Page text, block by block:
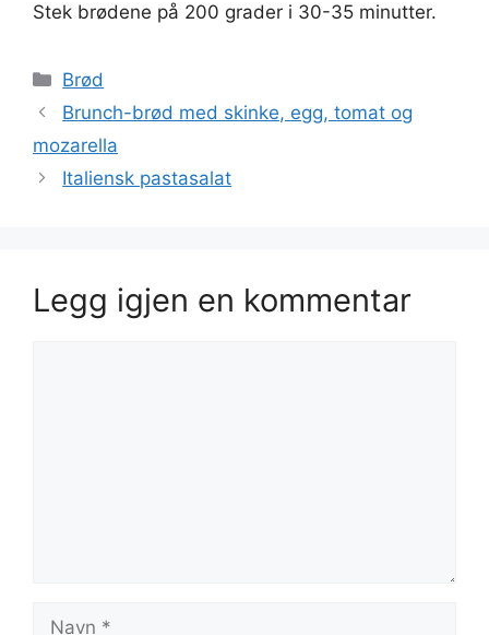
Stek brødene på 200 grader i 30-35 minutter.
Kategorier
Brød
Brunch-brød med skinke, egg, tomat og
mozarella
Italiensk pastasalat
Legg igjen en kommentar
Navn